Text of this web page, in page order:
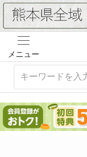
メニュー